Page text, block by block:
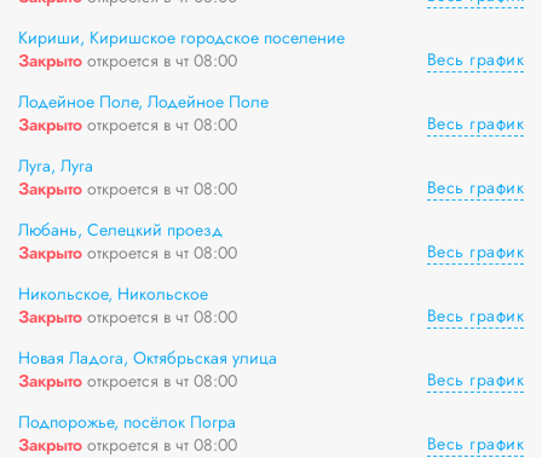
Кириши, Киришское городское поселение
Закрыто откроется в чт 08:00
Весь график
Лодейное Поле, Лодейное Поле
Закрыто откроется в чт 08:00
Весь график
Луга, Луга
Закрыто откроется в чт 08:00
Весь график
Любань, Селецкий проезд
Закрыто откроется в чт 08:00
Весь график
Никольское, Никольское
Закрыто откроется в чт 08:00
Весь график
Новая Ладога, Октябрьская улица
Закрыто откроется в чт 08:00
Весь график
Подпорожье, посёлок Погра
Закрыто откроется в чт 08:00
Весь график